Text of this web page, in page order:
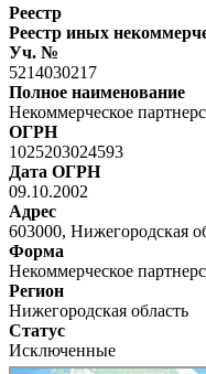
Реестр
Реестр иных
Уч. №
5214030217
Полное наименование
Некоммерческое
ОГРН
1025203024593
Дата ОГРН
09.10.2002
Адрес
603000, Нижегородская
Форма
Некоммерческое
Регион
Нижегородская область
Статус
Исключенные